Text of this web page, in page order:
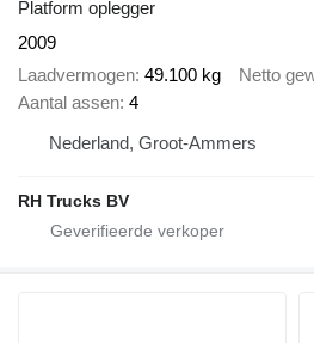
Platform oplegger
2009
Laadvermogen 49.100 kg Netto
Aantal assen 4
Nederland, Groot-Ammers
RH Trucks BV